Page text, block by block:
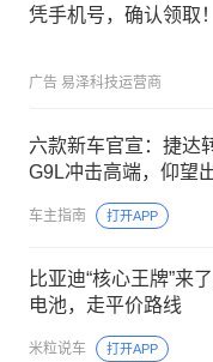
凭手机号，确认领取！
广告 易泽科技运营商
六款新车官宣：捷达
G9L冲击高端，仰望
车主指南 打开APP
比亚迪“核心王牌”来
电池，走平价路线
米粒说车 打开APP